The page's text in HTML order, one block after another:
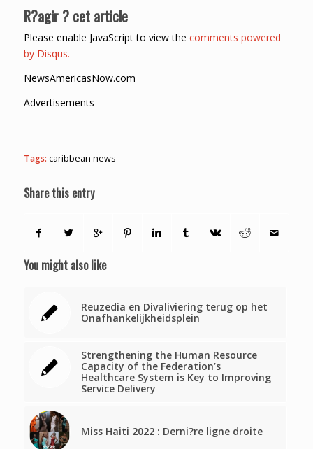
R?agir ? cet article
Please enable JavaScript to view the comments powered
by Disqus.
NewsAmericasNow.com
Advertisements
Tags: caribbean news
Share this entry
You might also like
Reuzedia en Divaliviering terug op het
Onafhankelijkheidsplein
Strengthening the Human Resource
Capacity of the Federation’s
Healthcare System is Key to Improving
Service Delivery
Miss Haiti 2022 : Derni?re ligne droite